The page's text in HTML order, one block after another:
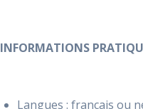
INFORMATIONS
Langues : français ou